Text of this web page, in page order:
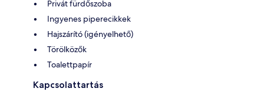
Privát fürdőszoba
Ingyenes piperecikkek
Hajszárító (igényelhető)
Törölközők
Toalettpapír
Kapcsolattartás